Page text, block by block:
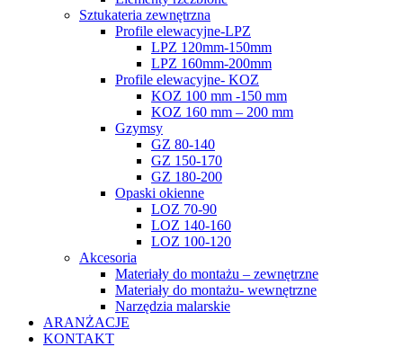
Sztukateria zewnętrzna
Profile elewacyjne-LPZ
LPZ 120mm-150mm
LPZ 160mm-200mm
Profile elewacyjne- KOZ
KOZ 100 mm -150 mm
KOZ 160 mm – 200 mm
Gzymsy
GZ 80-140
GZ 150-170
GZ 180-200
Opaski okienne
LOZ 70-90
LOZ 140-160
LOZ 100-120
Akcesoria
Materiały do montażu – zewnętrzne
Materiały do montażu- wewnętrzne
Narzędzia malarskie
ARANŻACJE
KONTAKT